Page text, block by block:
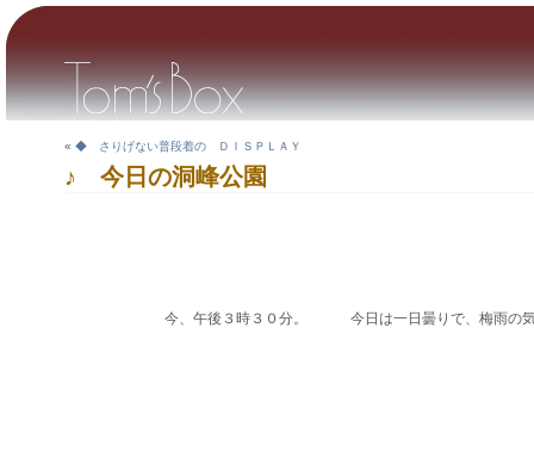
« ◆ さりげない普段着の ＤＩＳＰＬＡＹ
♪ 今日の洞峰公園
今、午後３時３０分。 今日は一日曇りで、梅雨の気配